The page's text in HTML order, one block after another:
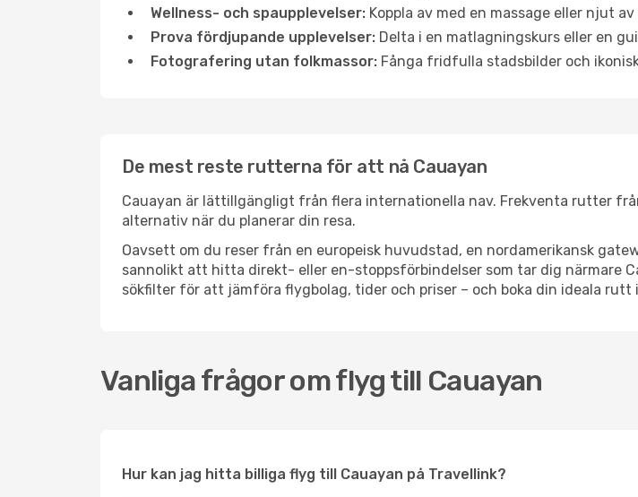
Wellness- och spaupplevelser: Koppla av med en massage eller njut
Prova fördjupande upplevelser: Delta i en matlagningskurs eller en
Fotografering utan folkmassor: Fånga fridfulla stadsbilder och
De mest reste rutterna för att nå Cauayan
Cauayan är lättillgängligt från flera internationella nav. Frekventa rutter
alternativ när du planerar din resa.
Oavsett om du reser från en europeisk huvudstad, en nordamerikansk
sannolikt att hitta direkt- eller en-stoppsförbindelser som tar dig närmare
sökfilter för att jämföra flygbolag, tider och priser – och boka din ideala rutt
Vanliga frågor om flyg till Cauayan
Hur kan jag hitta billiga flyg till Cauayan på Travellink?